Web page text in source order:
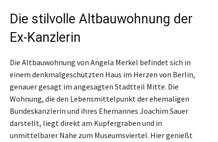
Die stilvolle Altbauwohnung der
Ex-Kanzlerin
Die Altbauwohnung von Angela Merkel befindet sich in
einem denkmalgeschützten Haus im Herzen von Berlin,
genauer gesagt im angesagten Stadtteil Mitte. Die
Wohnung, die den Lebensmittelpunkt der ehemaligen
Bundeskanzlerin und ihres Ehemannes Joachim Sauer
darstellt, liegt direkt am Kupfergraben und in
unmittelbarer Nähe zum Museumsviertel. Hier genießt